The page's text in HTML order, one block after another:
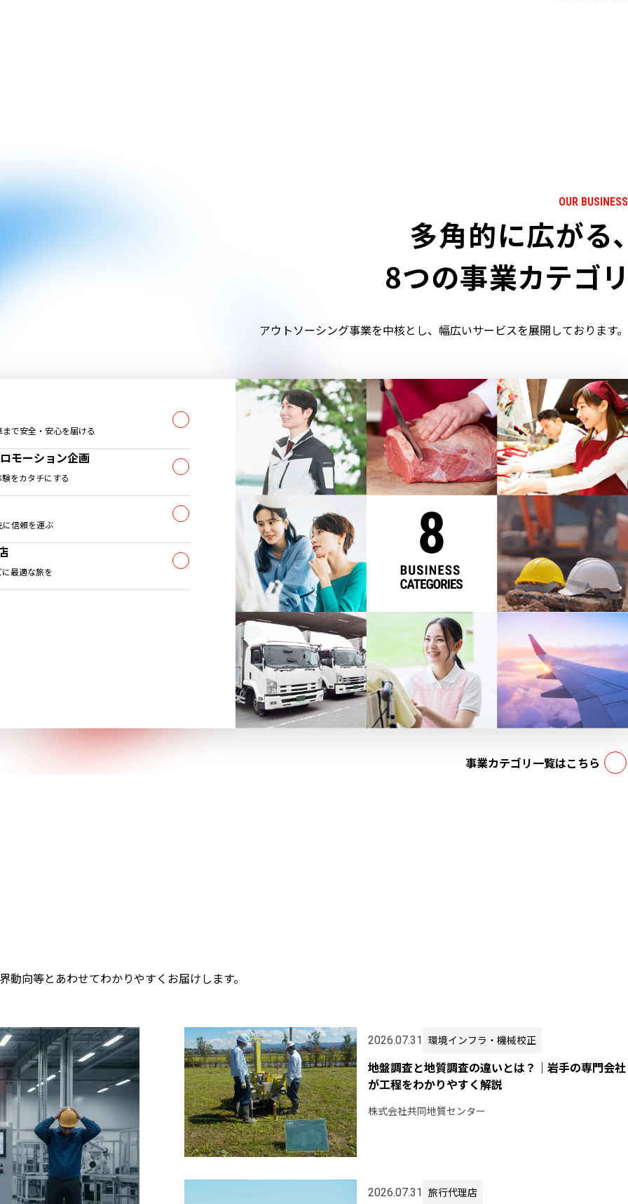
OUR BUSINESS
多角的に広がる、
8つの事業カテゴリ
アウトソーシング事業を中核とし、幅広いサービスを展開しております。
で安全・安心を届ける
モーション企画
をカタチにする
信頼を運ぶ
最適な旅を
事業カテゴリ一覧はこちら
向等とあわせてわかりやすくお届けします。
2026.07.31 環境インフラ・機械校正
地盤調査と地質調査の違いとは？｜岩手の専門会社
が工程をわかりやすく解説
株式会社共同地質センター
2026.07.31 旅行代理店